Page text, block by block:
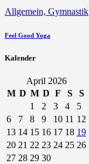
Allgemein, Gymnastik
Feel Good Yoga
Kalender
April 2026
M D M D F S
S
1
2 3 4
5
6
7 8 9 10 11 12
13 14 15 16 17 18 19
20 21 22 23 24 25 26
27 28 29 30